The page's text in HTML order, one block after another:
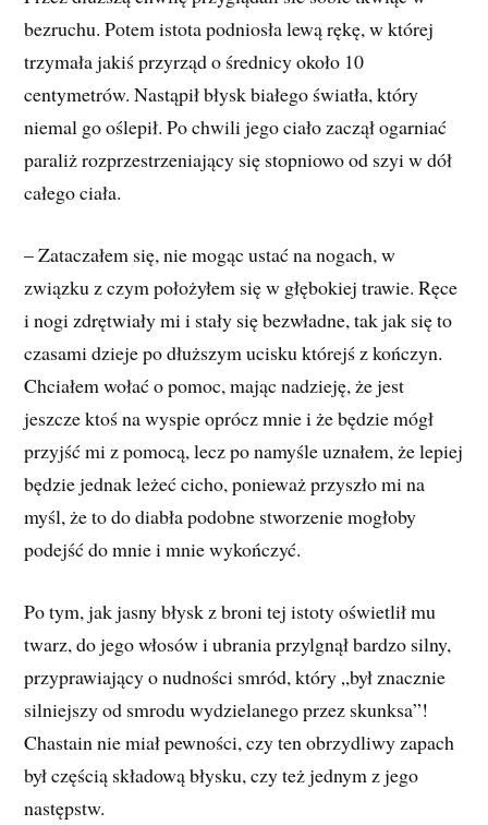
bezruchu. Potem istota podniosła lewą rękę, w której
trzymała jakiś przyrząd o średnicy około 10
centymetrów. Nastąpił błysk białego światła, który
niemal go oślepił. Po chwili jego ciało zaczął ogarniać
paraliż rozprzestrzeniający się stopniowo od szyi w dół
całego ciała.
– Zataczałem się, nie mogąc ustać na nogach, w
związku z czym położyłem się w głębokiej trawie. Ręce
i nogi zdrętwiały mi i stały się bezwładne, tak jak się to
czasami dzieje po dłuższym ucisku którejś z kończyn.
Chciałem wołać o pomoc, mając nadzieję, że jest
jeszcze ktoś na wyspie oprócz mnie i że będzie mógł
przyjść mi z pomocą, lecz po namyśle uznałem, że lepiej
będzie jednak leżeć cicho, ponieważ przyszło mi na
myśl, że to do diabła podobne stworzenie mogłoby
podejść do mnie i mnie wykończyć.
Po tym, jak jasny błysk z broni tej istoty oświetlił mu
twarz, do jego włosów i ubrania przylgnął bardzo silny,
przyprawiający o nudności smród, który „był znacznie
silniejszy od smrodu wydzielanego przez skunksa”!
Chastain nie miał pewności, czy ten obrzydliwy zapach
był częścią składową błysku, czy też jednym z jego
następstw.